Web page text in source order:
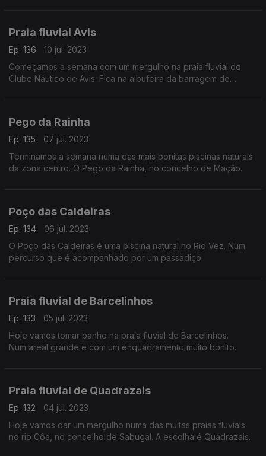
Praia fluvial Avis
Ep. 136
10 jul. 2023
Começamos a semana com um mergulho na praia fluvial do
Clube Náutico de Avis. Fica na albufeira da barragem de
Pego da Rainha
Ep. 135
07 jul. 2023
Terminamos a semana numa das mais bonitas piscinas naturais
da zona centro. O Pego da Rainha, no concelho de Mação.
Poço das Caldeiras
Ep. 134
06 jul. 2023
O Poço das Caldeiras é uma piscina natural no Rio Vez. Num
percurso que é acompanhado por um passadiço.
Praia fluvial de Barcelinhos
Ep. 133
05 jul. 2023
Hoje vamos tomar banho na praia fluvial de Barcelinhos.
Num areal grande e com um enquadramento muito bonito.
Praia fluvial de Quadrazais
Ep. 132
04 jul. 2023
Hoje vamos dar um mergulho numa das muitas praias fluviais
no rio Côa, no concelho de Sabugal. A escolha é Quadrazais.